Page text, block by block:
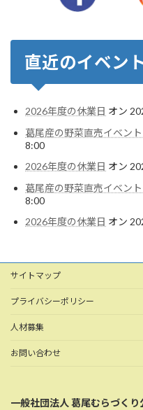
直近のイベント
2026年度の休業日 オン
葛尾産の野菜直売イベン
8:00
2026年度の休業日 オン
葛尾産の野菜直売イベン
8:00
2026年度の休業日 オン
サイトマップ
プライバシーポリシー
人材募集
お問い合わせ
一般社団法人 葛尾むらづくり